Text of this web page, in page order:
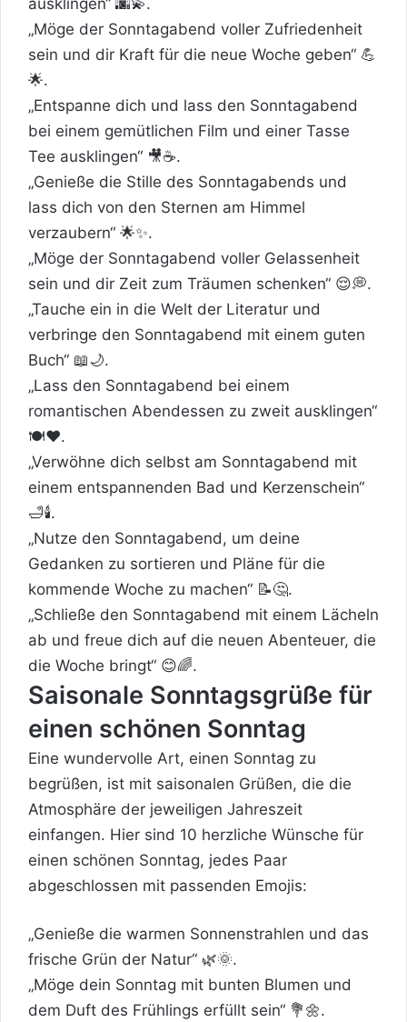
„Möge der Sonntagabend voller Zufriedenheit
sein und dir Kraft für die neue Woche geben“ 💪
🌟.
„Entspanne dich und lass den Sonntagabend
bei einem gemütlichen Film und einer Tasse
Tee ausklingen“ 🎥☕.
„Genieße die Stille des Sonntagabends und
lass dich von den Sternen am Himmel
verzaubern“ 🌟✨.
„Möge der Sonntagabend voller Gelassenheit
sein und dir Zeit zum Träumen schenken“ 😌💭.
„Tauche ein in die Welt der Literatur und
verbringe den Sonntagabend mit einem guten
Buch“ 📖🌙.
„Lass den Sonntagabend bei einem
romantischen Abendessen zu zweit ausklingen“
🍽️❤️.
„Verwöhne dich selbst am Sonntagabend mit
einem entspannenden Bad und Kerzenschein“
🛁🕯️.
„Nutze den Sonntagabend, um deine
Gedanken zu sortieren und Pläne für die
kommende Woche zu machen“ 📝🤔.
„Schließe den Sonntagabend mit einem Lächeln
ab und freue dich auf die neuen Abenteuer, die
die Woche bringt“ 😊🌈.
Saisonale Sonntagsgrüße für
einen schönen Sonntag
Eine wundervolle Art, einen Sonntag zu
begrüßen, ist mit saisonalen Grüßen, die die
Atmosphäre der jeweiligen Jahreszeit
einfangen. Hier sind 10 herzliche Wünsche für
einen schönen Sonntag, jedes Paar
abgeschlossen mit passenden Emojis:
„Genieße die warmen Sonnenstrahlen und das
frische Grün der Natur“ 🌿🌞.
„Möge dein Sonntag mit bunten Blumen und
dem Duft des Frühlings erfüllt sein“ 💐🌼.